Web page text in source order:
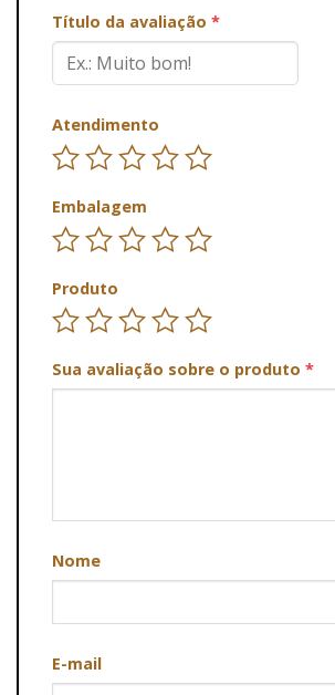
Título da avaliação *
Atendimento
Embalagem
Produto
Sua avaliação sobre o produto *
Nome
E-mail